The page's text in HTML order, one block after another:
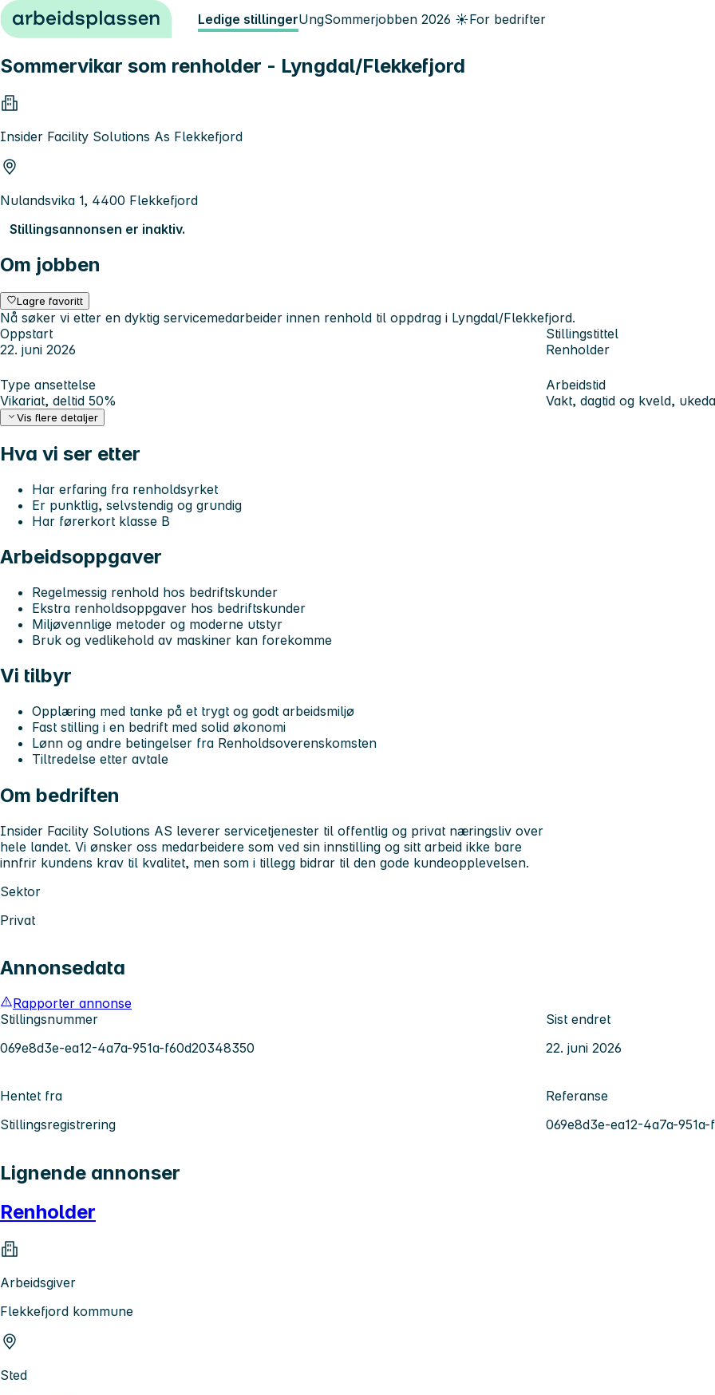
Hopp til innhold Ledige stillingerUngSommerjobben 2026 ☀️For bedrifter
Sommervikar som renholder - Lyngdal/Flekkefjord
Insider Facility Solutions As Flekkefjord
Nulandsvika 1, 4400 Flekkefjord
Stillingsannonsen er inaktiv.
Om jobben
Lagre favoritt
Nå søker vi etter en dyktig servicemedarbeider innen renhold til oppdrag i Lyngdal/Flekkefjord.
Oppstart
22. juni 2026
Stillingstittel
Renholder
Type ansettelse
Vikariat, deltid 50%
Arbeidstid
Vakt, dagtid og kveld,
Vis flere detaljer
Hva vi ser etter
Har erfaring fra renholdsyrket
Er punktlig, selvstendig og grundig
Har førerkort klasse B
Arbeidsoppgaver
Regelmessig renhold hos bedriftskunder
Ekstra renholdsoppgaver hos bedriftskunder
Miljøvennlige metoder og moderne utstyr
Bruk og vedlikehold av maskiner kan forekomme
Vi tilbyr
Opplæring med tanke på et trygt og godt arbeidsmiljø
Fast stilling i en bedrift med solid økonomi
Lønn og andre betingelser fra Renholdsoverenskomsten
Tiltredelse etter avtale
Om bedriften
Insider Facility Solutions AS leverer servicetjenester til offentlig og privat næringsliv over
hele landet. Vi ønsker oss medarbeidere som ved sin innstilling og sitt arbeid ikke bare
innfrir kundens krav til kvalitet, men som i tillegg bidrar til den gode kundeopplevelsen.
Sektor
Privat
Annonsedata
Rapporter annonse
Stillingsnummer
069e8d3e-ea12-4a7a-951a-f60d20348350
Sist endret
22. juni 2026
Hentet fra
Stillingsregistrering
Referanse
069e8d3e-ea12-4a7a-
Lignende annonser
Renholder
Arbeidsgiver
Flekkefjord kommune
Sted